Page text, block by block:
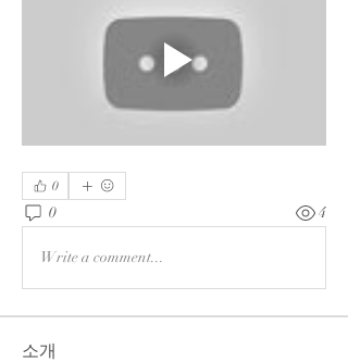
0
0 4
Write a comment...
소개